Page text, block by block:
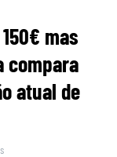
mas
compara
atual de